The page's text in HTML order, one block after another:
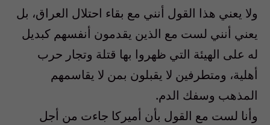
ولا يعني هذا القول أنني مع بقاء احتلال العراق، بل
يعني أنني لست مع الذين يقدمون أنفسهم كبديل
له على الهيئة التي ظهروا بها قتلة وتجار حرب
أهلية، ومتطرفين لا يقبلون بمن لا يقاسمهم
المذهب وسفك الدم.
وأنا لست مع القول بأن أميركا جاءت من أجل